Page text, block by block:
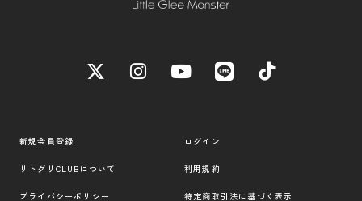
新規会員登録 ログイン
リトグリCLUBについて 利用規約
プライバシーポリシー 特定商取引法に基づく表示